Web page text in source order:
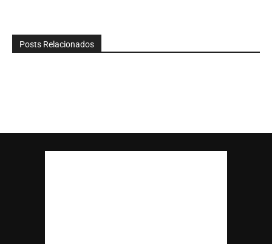
Posts Relacionados